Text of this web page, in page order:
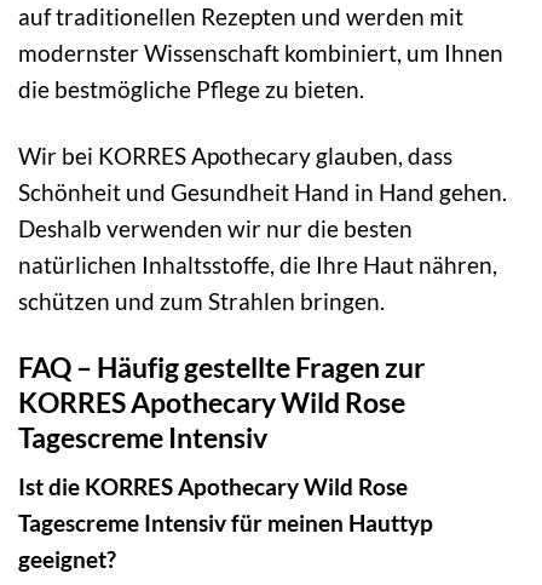
auf traditionellen Rezepten und werden mit
modernster Wissenschaft kombiniert, um Ihnen
die bestmögliche Pflege zu bieten.
Wir bei KORRES Apothecary glauben, dass
Schönheit und Gesundheit Hand in Hand gehen.
Deshalb verwenden wir nur die besten
natürlichen Inhaltsstoffe, die Ihre Haut nähren,
schützen und zum Strahlen bringen.
FAQ – Häufig gestellte Fragen zur
KORRES Apothecary Wild Rose
Tagescreme Intensiv
Ist die KORRES Apothecary Wild Rose
Tagescreme Intensiv für meinen Hauttyp
geeignet?